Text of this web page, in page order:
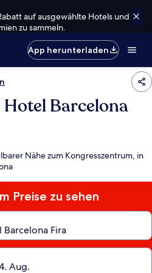
auf ausgewählte Hotels und
zu sammeln.
App herunterladen
Barcelona
Nähe zum Kongresszentrum, in
Preise zu sehen